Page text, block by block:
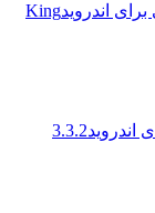
King
اندروید3.3.2